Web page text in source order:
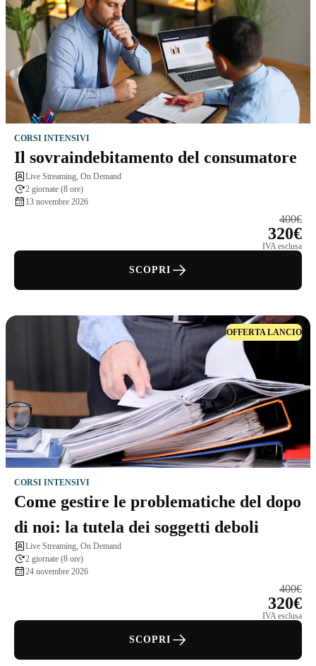
CORSI INTENSIVI
Il sovraindebitamento del consumatore
Live Streaming, On Demand
2 giornate (8 ore)
13 novembre 2026
400€
320€
IVA esclusa
SCOPRI
OFFERTA LANCIO
CORSI INTENSIVI
Come gestire le problematiche del dopo
di noi: la tutela dei soggetti deboli
Live Streaming, On Demand
2 giornate (8 ore)
24 novembre 2026
400€
320€
IVA esclusa
SCOPRI